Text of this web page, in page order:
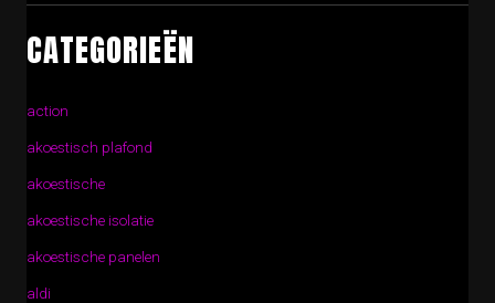
CATEGORIEËN
action
akoestisch plafond
akoestische
akoestische isolatie
akoestische panelen
aldi